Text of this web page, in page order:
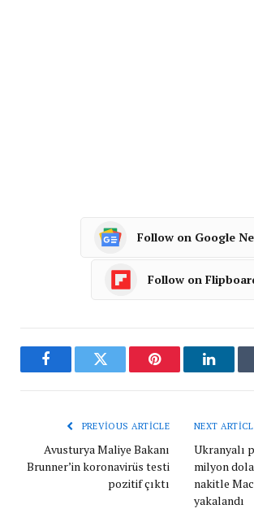
Follow on Google
Follow on
FacebookTwitter Pinterest
PREVIOUS ARTICLE
Avusturya Maliye Bakanı
Brunner’in koronavirüs testi
pozitif çıktı
NEXT
Ukranyalı
milyon
nakitle
yakalandı